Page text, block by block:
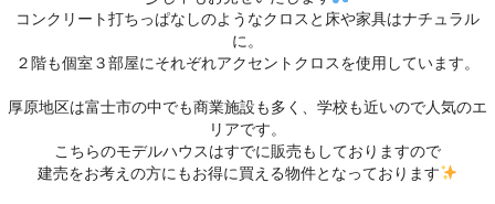
コンクリート打ちっぱなしのようなクロスと床や家具はナチュラル
に。
２階も個室３部屋にそれぞれアクセントクロスを使用しています。
厚原地区は富士市の中でも商業施設も多く、学校も近いので人気のエ
リアです。
こちらのモデルハウスはすでに販売もしておりますので
建売をお考えの方にもお得に買える物件となっております